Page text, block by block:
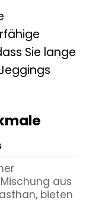
Sie lange
aus
bieten